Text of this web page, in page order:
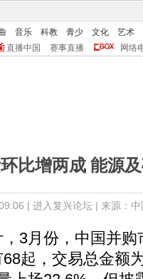
音乐 科教 青少 文化
艺术
直播中国 赛事直播 网络
比增两成 能源
| 进入复兴论坛| 来源：
月份，中国并购
起，交易总金额